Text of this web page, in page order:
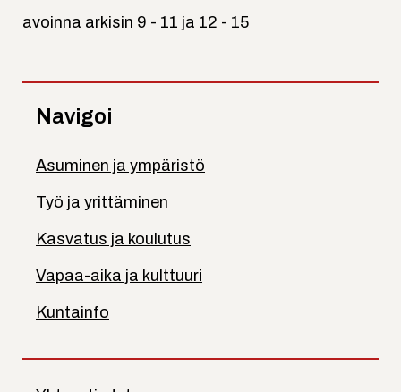
avoinna arkisin 9 - 11 ja 12 - 15
Navigoi
Asuminen ja ympäristö
Työ ja yrittäminen
Kasvatus ja koulutus
Vapaa-aika ja kulttuuri
Kuntainfo